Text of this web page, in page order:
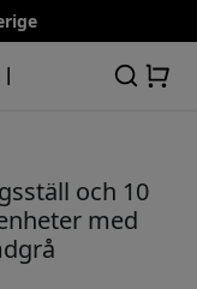
och 10
med